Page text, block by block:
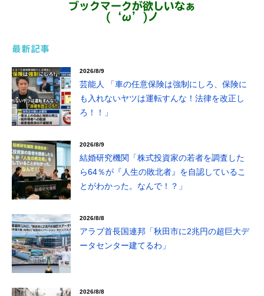
ブックマークが欲しいなぁ
(‘ω’)ノ
最新記事
2026/8/9
芸能人 「車の任意保険は強制にしろ、保険に
も入れないヤツは運転すんな！法律を改正し
ろ！！」
2026/8/9
結婚研究機関「株式投資家の若者を調査した
ら64％が『人生の敗北者』を自認しているこ
とがわかった。なんで！？」
2026/8/8
アラブ首長国連邦「秋田市に2兆円の超巨大デ
ータセンター建てるわ」
2026/8/8